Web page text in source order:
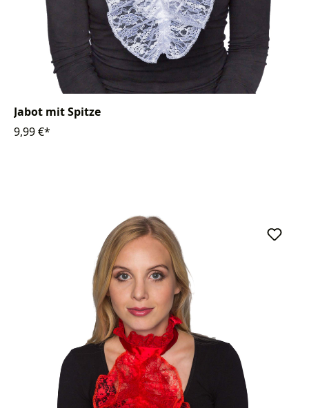
Jabot mit Spitze
9,99 €*